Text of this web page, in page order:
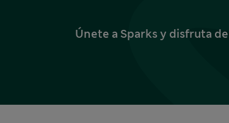
Únete a Sparks y disfruta